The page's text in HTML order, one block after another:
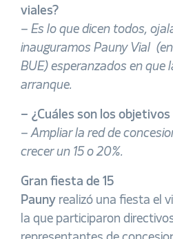
viales?
– Es lo que dicen todos,
inauguramos Pauny Vial
BUE) esperanzados en que
arranque.
– ¿Cuáles son los objetivos
–Ampliar la red de
crecer un 15 o 20%.
Gran fiesta de 15
Pauny realizó una fiesta el
la que participaron